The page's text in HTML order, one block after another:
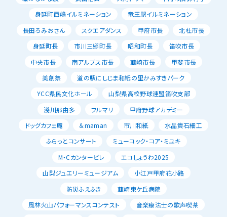
身延町西嶋イルミネーション
竜王駅イルミネーション
長田ろみおさん
スクエアダンス 甲府市長
北杜市長
身延町長
市川三郷町長 昭和町長
笛吹市長
中央市長
南アルプス市長 韮崎市長
甲斐市長
美創祭
道の駅にしじま和紙の里かみすきパーク
YCC県民文化ホール
山梨県高校野球連盟笛吹支部
淺川那由多
フルマリ
甲府野球アカデミー
ドッグカフェ庵
＆maman 市川和紙
水晶貴石細工
ふらっとコンサート
ミューコック・コア・ミユキ
M・Cカンタービレ
エコしょうわ2025
山梨ジュエリーミュージアム
小江戸甲府花小路
防災ふえふき
韮崎東ケ丘病院
風林火山パフォーマンスコンテスト
音楽療法士の歌声喫茶